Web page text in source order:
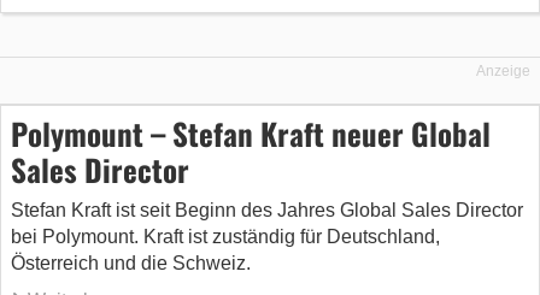
Anzeige
Polymount – Stefan Kraft neuer Global
Sales Director
Stefan Kraft ist seit Beginn des Jahres Global Sales Director
bei Polymount. Kraft ist zuständig für Deutschland,
Österreich und die Schweiz.